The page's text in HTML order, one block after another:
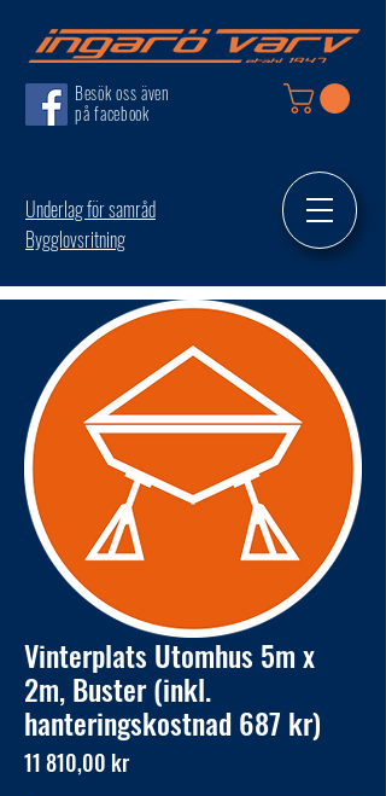
Besök oss även
på facebook
Underlag för samråd
Bygglovsritning
Vinterplats Utomhus 5m x
2m, Buster (inkl.
hanteringskostnad 687 kr)
11 810,00 krPris